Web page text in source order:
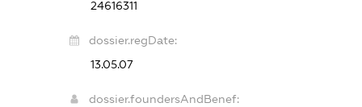
24616311
dossier.regDate:
13.05.07
dossier.foundersAndBenef: